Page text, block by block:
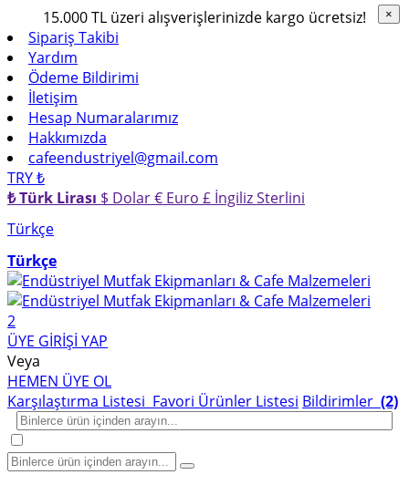
15.000 TL üzeri alışverişlerinizde kargo ücretsiz!
Sipariş Takibi
Yardım
Ödeme Bildirimi
İletişim
Hesap Numaralarımız
Hakkımızda
cafeendustriyel@gmail.com
TRY ₺
₺ Türk Lirası $ Dolar€ Euro £ İngiliz Sterlini
Türkçe
Türkçe
2
ÜYE GİRİŞİ YAP
Veya
HEMEN ÜYE OL
Karşılaştırma Listesi Favori Ürünler Listesi Bildirimler (2)
×
×